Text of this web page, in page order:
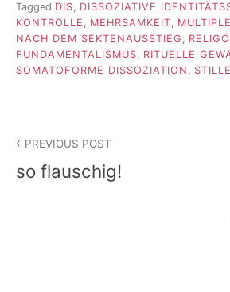
Tagged DIS, DISSOZIATIVE
KONTROLLE , MEHRSAMKEIT,
NACH DEM SEKTENAUSSTIEG ,
FUNDAMENTALISMUS, RITUELLE
SOMATOFORME DISSOZIATION , STILLE
PREVIOUS POST
so flauschig!